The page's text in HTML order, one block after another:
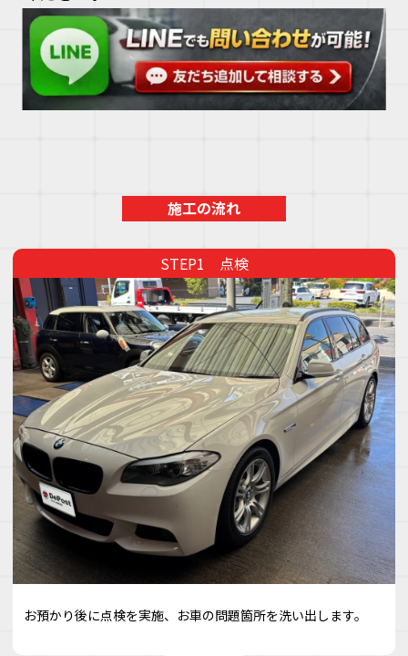
施工の流れ
点検
お預かり後に点検を実施、お車の問題箇所を洗い出します。